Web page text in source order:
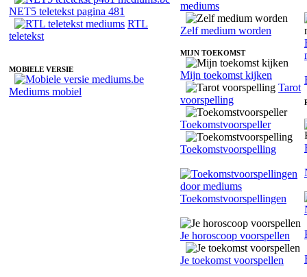
NET5 teletekst pagina 481
RTL
teletekst
MOBIELE VERSIE
Mediums mobiel
mediums
Zelf medium worden
MIJN TOEKOMST
Mijn toekomst kijken
Tarot
voorspelling
Toekomstvoorspeller
Toekomstvoorspelling
Toekomstvoorspellingen
Je horoscoop voorspellen
Je toekomst voorspellen